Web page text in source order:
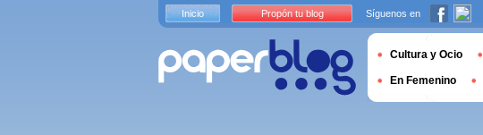
Inicio Propón tu blog Síguenos en
Cultura y Ocio
En Femenino